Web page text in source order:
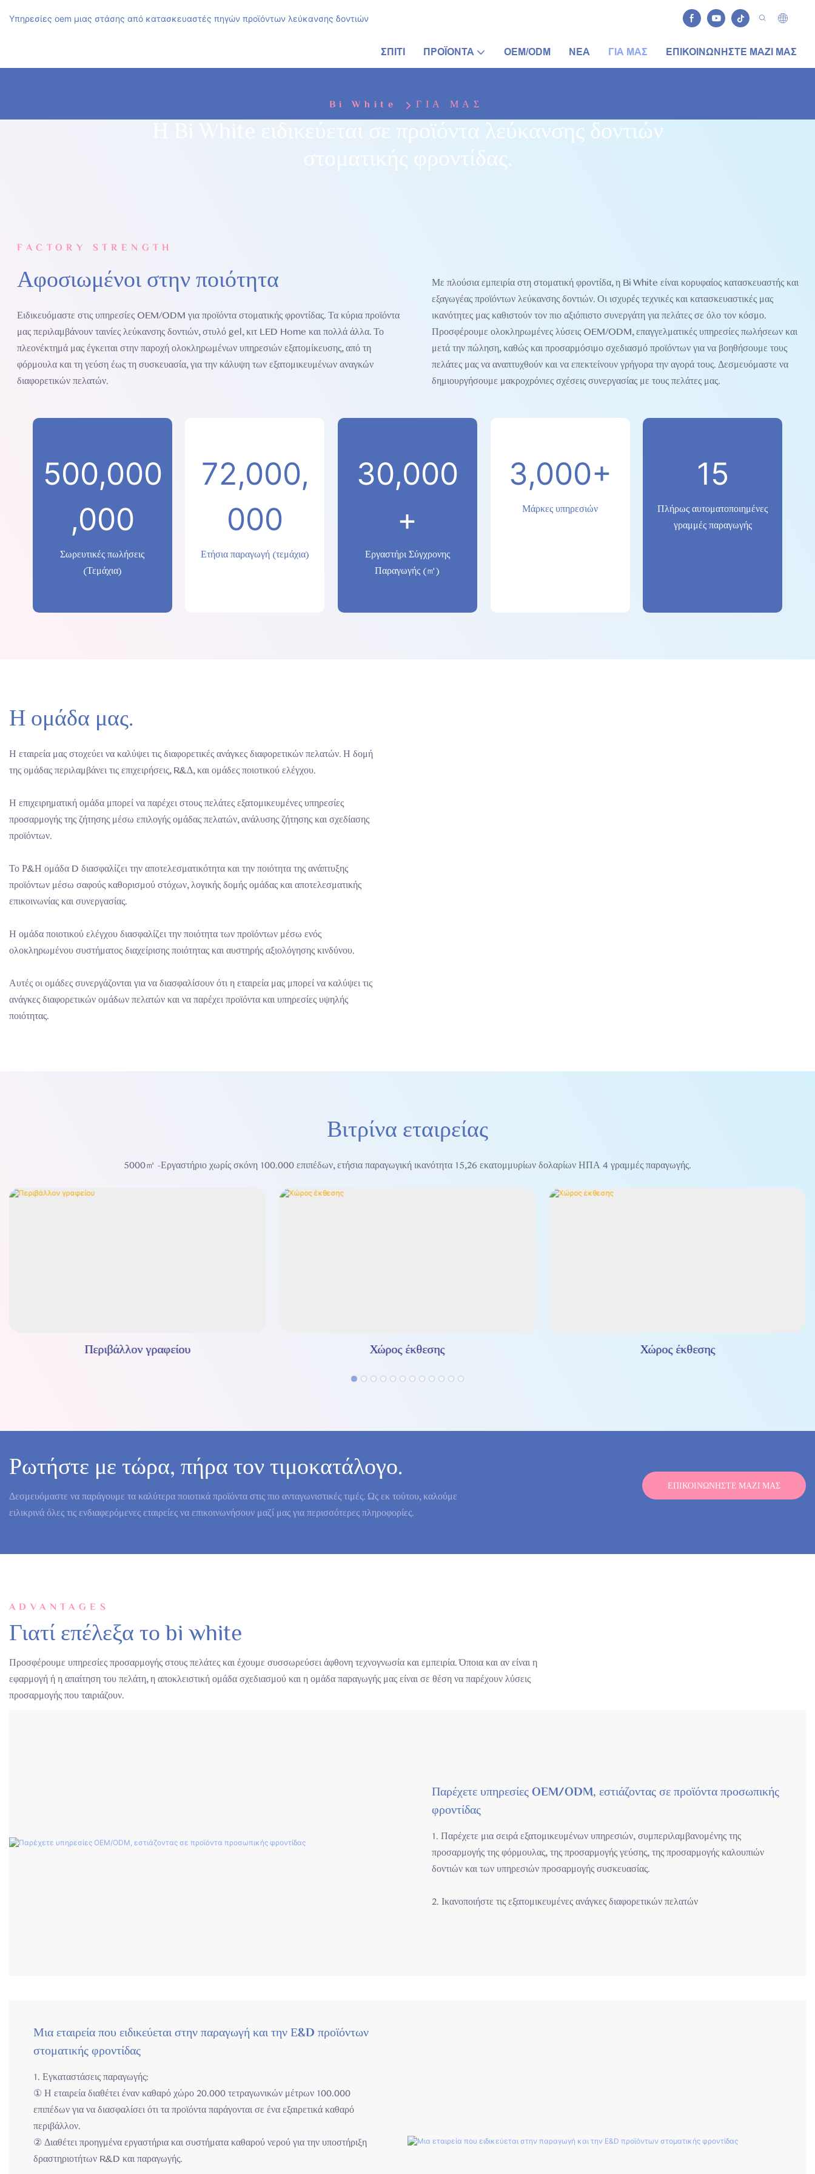
Υπηρεσίες oem μιας στάσης από κατασκευαστές πηγών προϊόντων λεύκανσης δοντιών
ΣΠΊΤΙ ΠΡΟΪΌΝΤΑ OEM/ODM ΝΈΑ ΓΙΑ ΜΑΣ ΕΠΙΚΟΙΝΩΝΉΣΤΕ ΜΑΖΊ ΜΑΣ
Bi White ΓΙΑ ΜΑΣ
Η Bi White ειδικεύεται σε προϊόντα λεύκανσης δοντιών
στοματικής φροντίδας.
FACTORY STRENGTH
Αφοσιωμένοι στην ποιότητα
Ειδικευόμαστε στις υπηρεσίες OEM/ODM για προϊόντα στοματικής φροντίδας. Τα κύρια προϊόντα
μας περιλαμβάνουν ταινίες λεύκανσης δοντιών, στυλό gel, κιτ LED Home και πολλά άλλα. Το
πλεονέκτημά μας έγκειται στην παροχή ολοκληρωμένων υπηρεσιών εξατομίκευσης, από τη
φόρμουλα και τη γεύση έως τη συσκευασία, για την κάλυψη των εξατομικευμένων αναγκών
διαφορετικών πελατών.
Με πλούσια εμπειρία στη στοματική φροντίδα, η Bi White είναι κορυφαίος κατασκευαστής και
εξαγωγέας προϊόντων λεύκανσης δοντιών. Οι ισχυρές τεχνικές και κατασκευαστικές μας
ικανότητες μας καθιστούν τον πιο αξιόπιστο συνεργάτη για πελάτες σε όλο τον κόσμο.
Προσφέρουμε ολοκληρωμένες λύσεις OEM/ODM, επαγγελματικές υπηρεσίες πωλήσεων και
μετά την πώληση, καθώς και προσαρμόσιμο σχεδιασμό προϊόντων για να βοηθήσουμε τους
πελάτες μας να αναπτυχθούν και να επεκτείνουν γρήγορα την αγορά τους. Δεσμευόμαστε να
δημιουργήσουμε μακροχρόνιες σχέσεις συνεργασίας με τους πελάτες μας.
500,000
,000
Σωρευτικές πωλήσεις
(Τεμάχια)
72,000,
000
Ετήσια παραγωγή (τεμάχια)
30,000
+
Εργαστήρι Σύγχρονης
Παραγωγής (㎡)
3,000+
Μάρκες υπηρεσιών
15
Πλήρως αυτοματοποιημένες
γραμμές παραγωγής
Η ομάδα μας.
Η εταιρεία μας στοχεύει να καλύψει τις διαφορετικές ανάγκες διαφορετικών πελατών. Η δομή
της ομάδας περιλαμβάνει τις επιχειρήσεις, R&Δ, και ομάδες ποιοτικού ελέγχου.
Η επιχειρηματική ομάδα μπορεί να παρέχει στους πελάτες εξατομικευμένες υπηρεσίες
προσαρμογής της ζήτησης μέσω επιλογής ομάδας πελατών, ανάλυσης ζήτησης και σχεδίασης
προϊόντων.
Το Ρ&Η ομάδα D διασφαλίζει την αποτελεσματικότητα και την ποιότητα της ανάπτυξης
προϊόντων μέσω σαφούς καθορισμού στόχων, λογικής δομής ομάδας και αποτελεσματικής
επικοινωνίας και συνεργασίας.
Η ομάδα ποιοτικού ελέγχου διασφαλίζει την ποιότητα των προϊόντων μέσω ενός
ολοκληρωμένου συστήματος διαχείρισης ποιότητας και αυστηρής αξιολόγησης κινδύνου.
Αυτές οι ομάδες συνεργάζονται για να διασφαλίσουν ότι η εταιρεία μας μπορεί να καλύψει τις
ανάγκες διαφορετικών ομάδων πελατών και να παρέχει προϊόντα και υπηρεσίες υψηλής
ποιότητας.
Βιτρίνα εταιρείας
5000㎡ -Εργαστήριο χωρίς σκόνη 100.000 επιπέδων, ετήσια παραγωγική ικανότητα 15,26 εκατομμυρίων δολαρίων ΗΠΑ 4 γραμμές παραγωγής.
Περιβάλλον γραφείου Χώρος έκθεσης Χώρος έκθεσης
Ρωτήστε με τώρα, πήρα τον τιμοκατάλογο.
Δεσμευόμαστε να παράγουμε τα καλύτερα ποιοτικά προϊόντα στις πιο ανταγωνιστικές τιμές. Ως εκ τούτου, καλούμε
ειλικρινά όλες τις ενδιαφερόμενες εταιρείες να επικοινωνήσουν μαζί μας για περισσότερες πληροφορίες.
ΕΠΙΚΟΙΝΩΝΉΣΤΕ ΜΑΖΊ ΜΑΣ
ADVANTAGES
Γιατί επέλεξα το bi white
Προσφέρουμε υπηρεσίες προσαρμογής στους πελάτες και έχουμε συσσωρεύσει άφθονη τεχνογνωσία και εμπειρία. Όποια και αν είναι η
εφαρμογή ή η απαίτηση του πελάτη, η αποκλειστική ομάδα σχεδιασμού και η ομάδα παραγωγής μας είναι σε θέση να παρέχουν λύσεις
προσαρμογής που ταιριάζουν.
Παρέχετε υπηρεσίες OEM/ODM, εστιάζοντας σε προϊόντα προσωπικής
φροντίδας
1. Παρέχετε μια σειρά εξατομικευμένων υπηρεσιών, συμπεριλαμβανομένης της
προσαρμογής της φόρμουλας, της προσαρμογής γεύσης, της προσαρμογής καλουπιών
δοντιών και των υπηρεσιών προσαρμογής συσκευασίας.
2. Ικανοποιήστε τις εξατομικευμένες ανάγκες διαφορετικών πελατών
Μια εταιρεία που ειδικεύεται στην παραγωγή και την Ε&D προϊόντων
στοματικής φροντίδας
1. Εγκαταστάσεις παραγωγής:
① Η εταιρεία διαθέτει έναν καθαρό χώρο 20.000 τετραγωνικών μέτρων 100.000
επιπέδων για να διασφαλίσει ότι τα προϊόντα παράγονται σε ένα εξαιρετικά καθαρό
περιβάλλον.
② Διαθέτει προηγμένα εργαστήρια και συστήματα καθαρού νερού για την υποστήριξη
δραστηριοτήτων R&D και παραγωγής.